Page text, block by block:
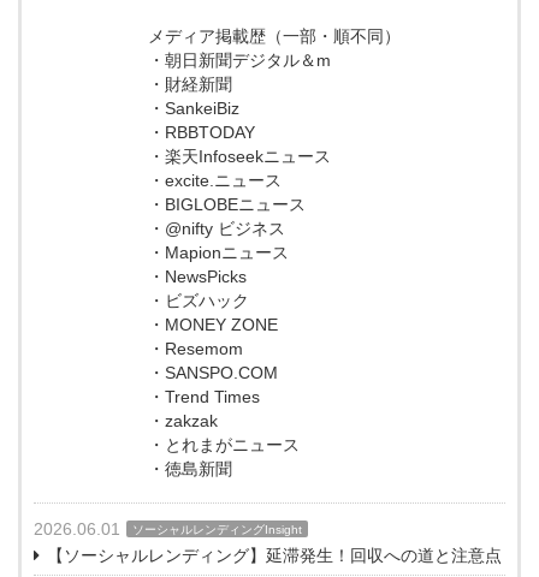
メディア掲載歴（一部・順不同）
・朝日新聞デジタル＆m
・財経新聞
・SankeiBiz
・RBBTODAY
・楽天Infoseekニュース
・excite.ニュース
・BIGLOBEニュース
・@nifty ビジネス
・Mapionニュース
・NewsPicks
・ビズハック
・MONEY ZONE
・Resemom
・SANSPO.COM
・Trend Times
・zakzak
・とれまがニュース
・徳島新聞
2026.06.01 ソーシャルレンディングInsight
【ソーシャルレンディング】延滞発生！回収への道と注意点